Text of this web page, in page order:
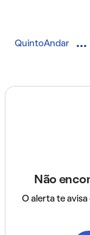
QuintoAndar
Não
O alerta te